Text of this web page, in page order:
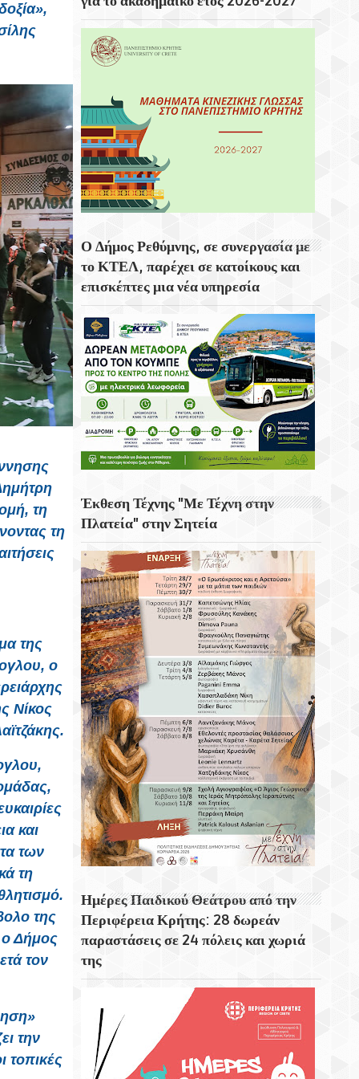
τη
τη
της
ο
Νίκος
και
των
τη
της
ο Δήμος
τον
την
τοπικές
Ολονύκτια Ιερά Αγρυπνία Επί Τη Μνήμη
Του Οσίου Ιωσήφ Του Γεροντογιάννη Στην
Ιερά Μονή Καψά Σητείας
Εγκαινιάστηκε Το Ποδηλατοδρόμιο
Χανίων
Η Ραβέννα Στην Περιοχή Της Εμίλια-
Ρομάνια
Ο Δήμος Ρεθύμνης, σε συνεργασία με
το ΚΤΕΛ, παρέχει σε κατοίκους και
επισκέπτες μια νέα υπηρεσία
Έκθεση Τέχνης "Με Τέχνη στην
Πλατεία" στην Σητεία
Ημέρες Παιδικού Θεάτρου από την
Περιφέρεια Κρήτης: 28 δωρεάν
παραστάσεις σε 24 πόλεις και χωριά
της